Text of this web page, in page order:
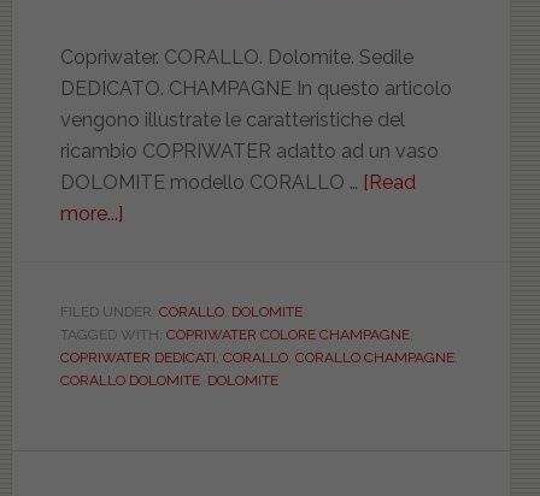
Copriwater. CORALLO. Dolomite. Sedile
DEDICATO. CHAMPAGNE In questo articolo
vengono illustrate le caratteristiche del
ricambio COPRIWATER adatto ad un vaso
DOLOMITE modello CORALLO … [Read
more...]
CHAMPAGNE.
DEDICATO.
DILCORALCHMP
FILED UNDER: CORALLO, DOLOMITE
TAGGED WITH: COPRIWATER COLORE CHAMPAGNE,
COPRIWATER DEDICATI, CORALLO, CORALLO CHAMPAGNE,
CORALLO DOLOMITE, DOLOMITE